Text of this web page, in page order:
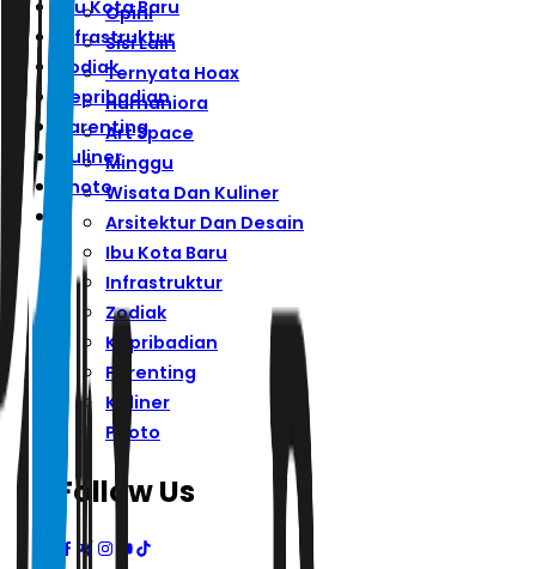
Ibu Kota Baru
Infrastruktur
Zodiak
Kepribadian
Parenting
Kuliner
Photo
Opini
Sisi Lain
Ternyata Hoax
Humaniora
Art Space
Minggu
Wisata Dan Kuliner
Arsitektur Dan Desain
Ibu Kota Baru
Infrastruktur
Zodiak
Kepribadian
Parenting
Kuliner
Photo
Follow Us